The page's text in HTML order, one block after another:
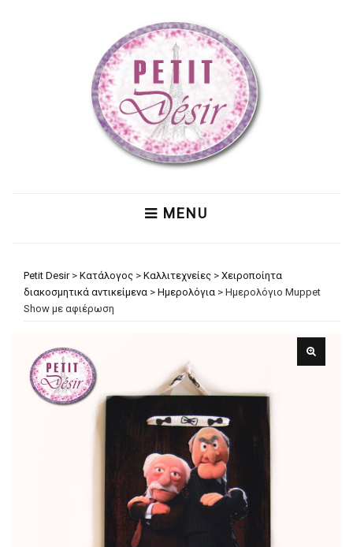
MENU
Petit Desir> Κατάλογος > Καλλιτεχνείες > Χειροποίητα
διακοσμητικά αντικείμενα > Ημερολόγια > Ημερολόγιο Muppet
Show με αφιέρωση